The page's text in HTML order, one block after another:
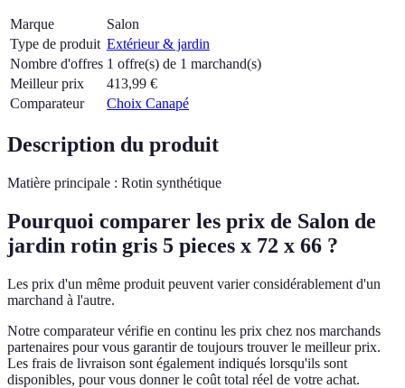
Marque
Salon
Type de produit Extérieur & jardin
Nombre d'offres 1 offre(s) de 1 marchand(s)
Meilleur prix
413,99 €
Comparateur
Choix Canapé
Description du produit
Matière principale : Rotin synthétique
Pourquoi comparer les prix de Salon de
jardin rotin gris 5 pieces x 72 x 66 ?
Les prix d'un même produit peuvent varier considérablement d'un
marchand à l'autre.
Notre comparateur vérifie en continu les prix chez nos marchands
partenaires pour vous garantir de toujours trouver le meilleur prix.
Les frais de livraison sont également indiqués lorsqu'ils sont
disponibles, pour vous donner le coût total réel de votre achat.